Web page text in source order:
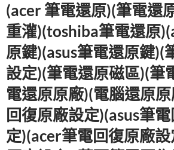
k
(acer 筆電還原)(筆電還
重灌)(toshiba筆電還原
原鍵)(asus筆電還原鍵)(
設定)(筆電還原磁區)(筆
電還原原廠)(電腦還原
回復原廠設定)(asus筆
定)(acer筆電回復原廠